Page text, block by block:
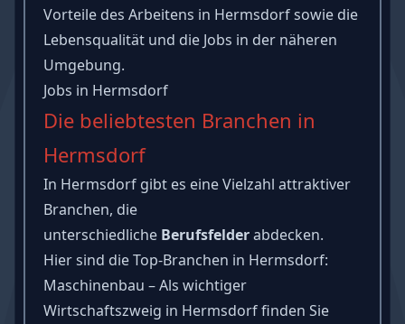
Vorteile des Arbeitens in Hermsdorf sowie die
Lebensqualität und die Jobs in der näheren
Umgebung.
Jobs in Hermsdorf
Die beliebtesten Branchen in
Hermsdorf
In Hermsdorf gibt es eine Vielzahl attraktiver
Branchen, die
unterschiedliche Berufsfelderabdecken.
Hier sind die Top-Branchen in Hermsdorf:
Maschinenbau – Als wichtiger
Wirtschaftszweig in Hermsdorf finden Sie